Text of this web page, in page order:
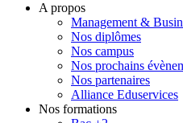
A propos
Management &
Nos diplômes
Nos campus
Nos prochains
Nos partenaires
Alliance Eduservices
Nos formations